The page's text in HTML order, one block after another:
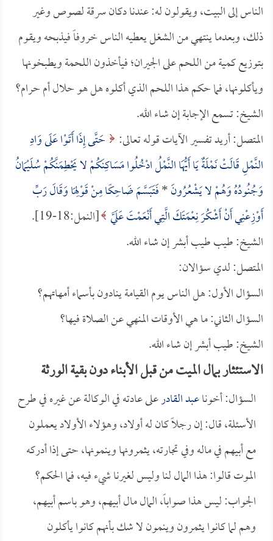
الناس إلى البيت، ويقولون له: عندنا دكان سرقة لصوص وغير
ذلك، وبعدما ينتهي من الشغل يعطيه الناس خروفاً فيذبحه ويقوم
بتوزيع كمية من اللحم على الجيران؛ فيأخذون اللحمة ويطبخونها
ويأكلونها، فما حكم هذا اللحم الذي أكلوه هل هو حلال أم حرام؟
الشيخ: تسمع الإجابة إن شاء الله.
المتصل: أريد تفسير الآيات قوله تعالى:
حَتَّى إِذَا أَتَوْا عَلَى وَادِ
النَّمْلِ قَالَتْ نَمْلَةٌ يَا أَيُّهَا النَّمْلُ ادْخُلُوا مَسَاكِنَكُمْ لا يَحْطِمَنَّكُمْ سُلَيْمَانُ
وَجُنُودُهُ وَهُمْ لا يَشْعُرُونَ*فَتَبَسَّمَ ضَاحِكًا مِنْ قَوْلِهَا وَقَالَ رَبِّ
أَوْزِعْنِي أَنْ أَشْكُرَ نِعْمَتَكَ الَّتِي أَنْعَمْتَ عَلَيَّ [النمل:18-19].
الشيخ: طيب طيب أبشر إن شاء الله.
المتصل: لدي سؤالان:
السؤال الأول: هل الناس يوم القيامة ينادون بأسماء أمهاتهم؟
السؤال الثاني: ما هي الأوقات المنهي عن الصلاة فيها؟
الشيخ: طيب أبشر إن شاء الله.
الاستئثار بمال الميت من قبل الأبناء دون بقية الورثة
السؤال: أخوناعبد القادرعلى عادته في الوكالة عن غيره في طرح
الأسئلة، قال: إن رجلاً كان له أولاد، وهؤلاء الأولاد يعملون
مع أبيهم في ماله وفي تجارته، يثمرونها وينمونها، حتى إذا أدركه
الموت قالوا: هذا المال لنا وليس لغيرنا شيء فيه، فما الحكم؟
الجواب: ليس هذا صواباً، المال مال أبيهم، وهو باسم أبيهم،
وهم لما كانوا يثمرون وينمون لا شك بأنهم كانوا يأكلون